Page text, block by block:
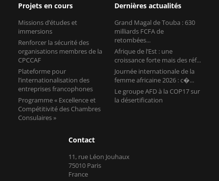
Projets en cours
Missions d’études et
immersions
Renforcer la sécurité des
organisations membres de la
CPCCAF
Plateforme pour
l’internationalisation des
entreprises francophones
Programme « Excellence et
Compétitivité des Chambres
Consulaires »
Dernières actualités
Grand Magal de Touba : 630
milliards FCFA de
retombées...
Afrique de l’Est : une
croissance forte mais des réf...
Journée internationale de la
femme africaine 2026 : c�...
Le groupe AFD à la COP17 sur
la désertification
Contact
11, rue Léon Jouhaux
75010 Paris
France